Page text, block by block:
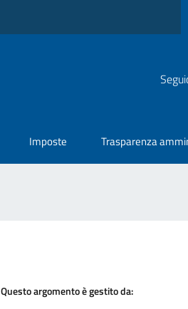
Imposte Trasparenza
Questo argomento è gestito da: